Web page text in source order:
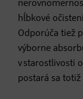
hĺbkové
Odporúča tiež
výborne
v starostlivosti
postará sa totiž